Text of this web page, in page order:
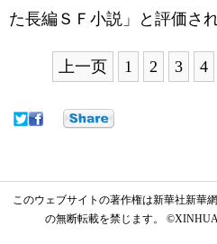
た長編ＳＦ小説」と評価され
上一页 1 2 3 4
このウェブサイトの著作権は新華社新華
の無断転載を禁じます。